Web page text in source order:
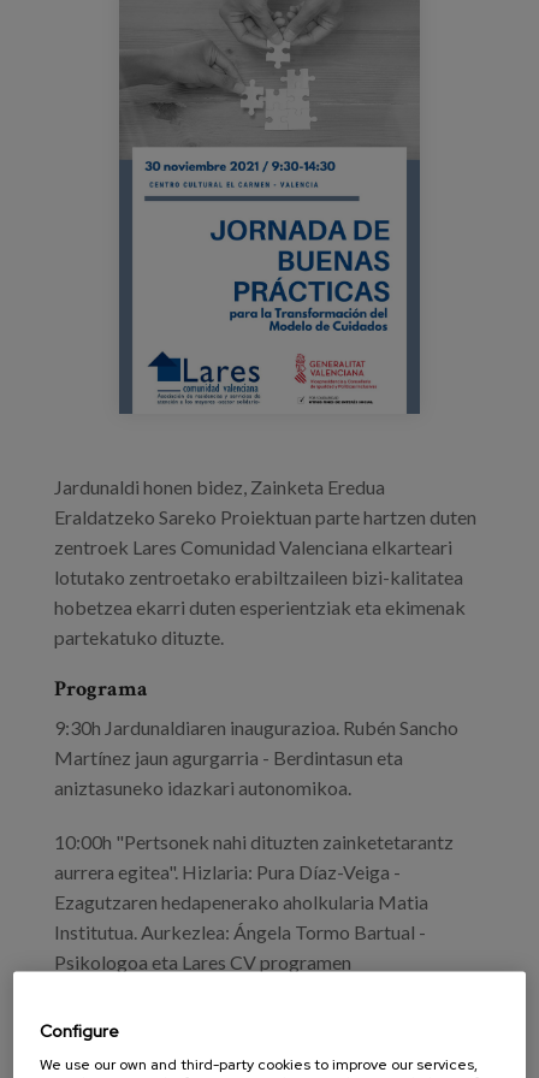
jornada_larescv.jpg
Jardunaldi honen bidez, Zainketa Eredua
Eraldatzeko Sareko Proiektuan parte hartzen duten
zentroek Lares Comunidad Valenciana elkarteari
lotutako zentroetako erabiltzaileen bizi-kalitatea
hobetzea ekarri duten esperientziak eta ekimenak
partekatuko dituzte.
Programa
9:30h Jardunaldiaren inaugurazioa. Rubén Sancho
Martínez jaun agurgarria - Berdintasun eta
aniztasuneko idazkari autonomikoa.
10:00h "Pertsonek nahi dituzten zainketetarantz
aurrera egitea". Hizlaria: Pura Díaz-Veiga -
Ezagutzaren hedapenerako aholkularia Matia
Institutua. Aurkezlea: Ángela Tormo Bartual -
Psikologoa eta Lares CV programen
10:30h Lehen Mahaia - Berezitasunari erantzutea
Configure
We use our own and third-party cookies to improve our services,